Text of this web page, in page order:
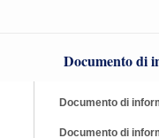
Documento di
Documento di
Documento di